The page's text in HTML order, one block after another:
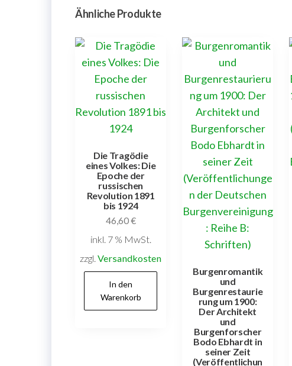
Ähnliche Produkte
Die Tragödie
eines Volkes: Die
Epoche der
russischen
Revolution 1891
bis 1924
46,60€
inkl. 7 % MwSt.
zzgl.Versandkosten
In den
Warenkorb
Burgenromantik
und
Burgenrestaurie
rung um 1900:
Der Architekt
und
Burgenforscher
Bodo Ebhardt in
seiner Zeit
(Veröffentlichun